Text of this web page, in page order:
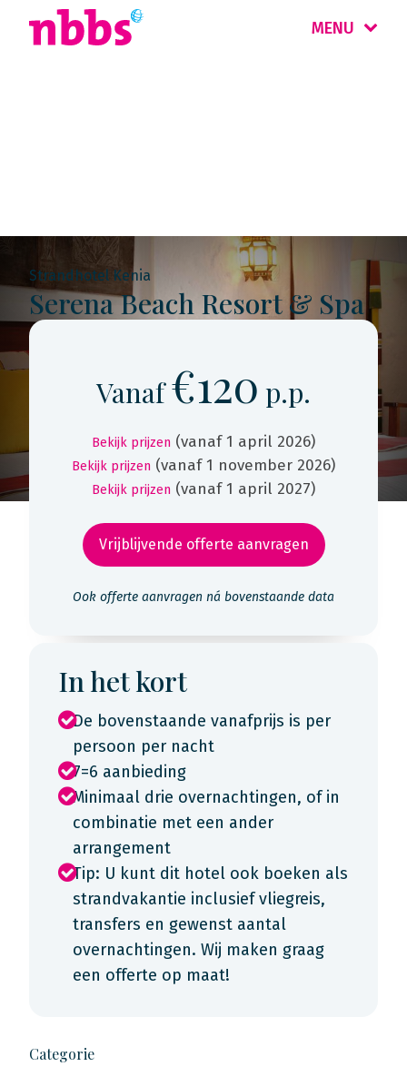
MENU
Strandhotel Kenia
Serena Beach Resort & Spa
Vanaf€120 p.p.
Bekijk prijzen (vanaf 1 april 2026)
Bekijk prijzen (vanaf 1 november 2026)
Bekijk prijzen (vanaf 1 april 2027)
Vrijblijvende offerte aanvragen
Ook offerte aanvragen ná bovenstaande data
In het kort
De bovenstaande vanafprijs is per
persoon per nacht
7=6 aanbieding
Minimaal drie overnachtingen, of in
combinatie met een ander
arrangement
Tip: U kunt dit hotel ook boeken als
strandvakantie inclusief vliegreis,
transfers en gewenst aantal
overnachtingen. Wij maken graag
een offerte op maat!
Categorie